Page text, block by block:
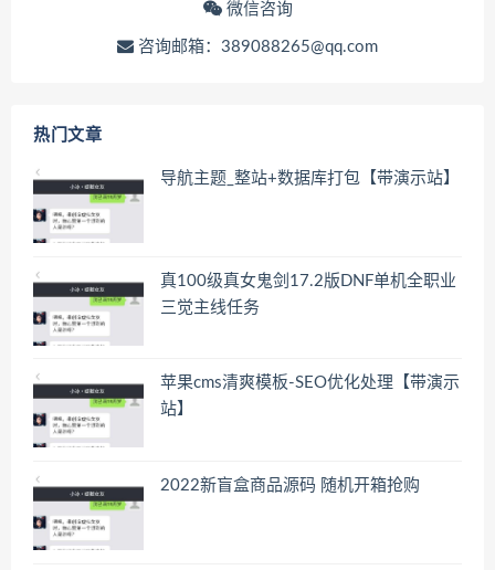
微信咨询
咨询邮箱：389088265@qq.com
热门文章
导航主题_整站+数据库打包【带演示站】
真100级真女鬼剑17.2版DNF单机全职业
三觉主线任务
苹果cms清爽模板-SEO优化处理【带演示
站】
2022新盲盒商品源码 随机开箱抢购